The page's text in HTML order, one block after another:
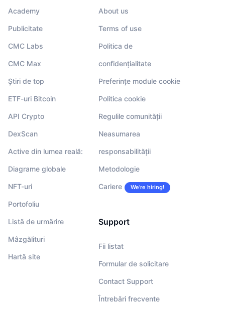
Academy
Publicitate
CMC Labs
CMC Max
Știri de top
ETF-uri Bitcoin
API Crypto
DexScan
Active din lumea reală:
Diagrame globale
NFT-uri
Portofoliu
Listă de urmărire
Mâzgălituri
Hartă site
About us
Terms of use
Politica de
confidențialitate
Preferințe module cookie
Politica cookie
Regulile comunității
Neasumarea
responsabilității
Metodologie
Cariere We’re hiring!
Support
Fii listat
Formular de solicitare
Contact Support
Întrebări frecvente